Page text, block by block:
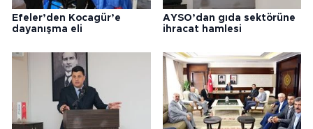
Efeler’den Kocagür’e
dayanışma eli
AYSO’dan gıda sektörüne
ihracat hamlesi